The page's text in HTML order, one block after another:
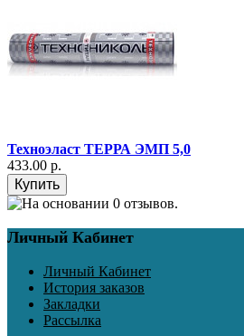
Техноэласт ТЕРРА ЭМП 5,0
433.00 р.
Личный Кабинет
Личный Кабинет
История заказов
Закладки
Рассылка